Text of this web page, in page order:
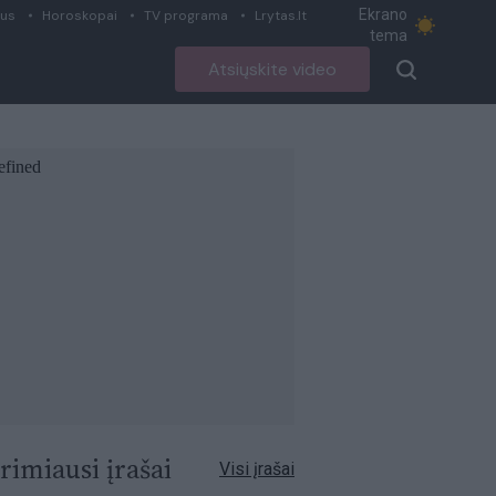
Horoskopai TV programa Lrytas.lt
Ekrano
tema
Atsiųskite video
įrašai Visi įrašai